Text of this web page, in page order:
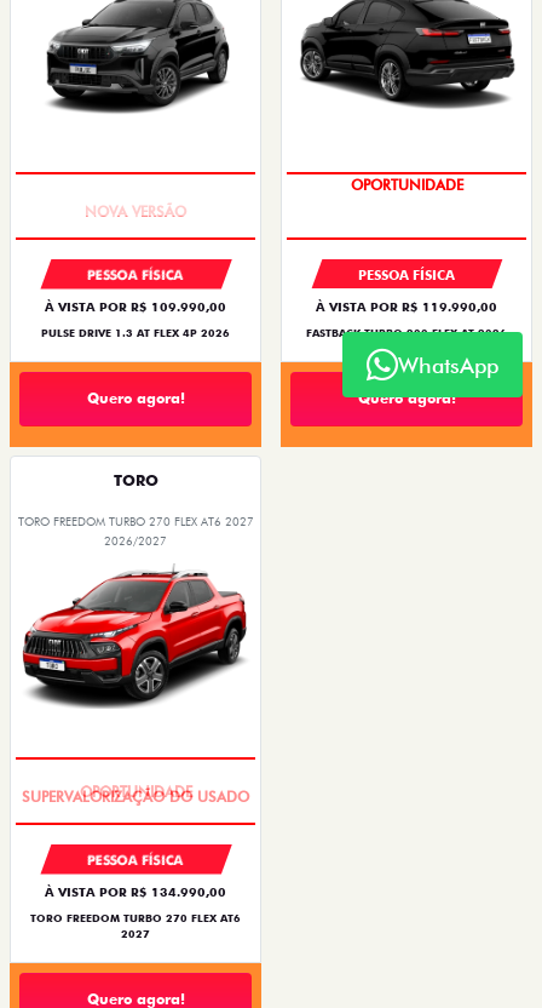
PESSOA FÍSICA
À VISTA POR R$ 109.990,00
PULSE DRIVE 1.3 AT FLEX 4P 2026
Quero agora!
OPORTUNIDADE
PESSOA FÍSICA
À VISTA POR R$ 119.990,00
FASTBACK TURBO 200 FLEX AT 2026
Quero agora!
TORO
TORO FREEDOM TURBO 270 FLEX AT6 2027
2026/2027
PESSOA FÍSICA
À VISTA POR R$ 134.990,00
TORO FREEDOM TURBO 270 FLEX AT6
2027
Quero agora!
WhatsApp